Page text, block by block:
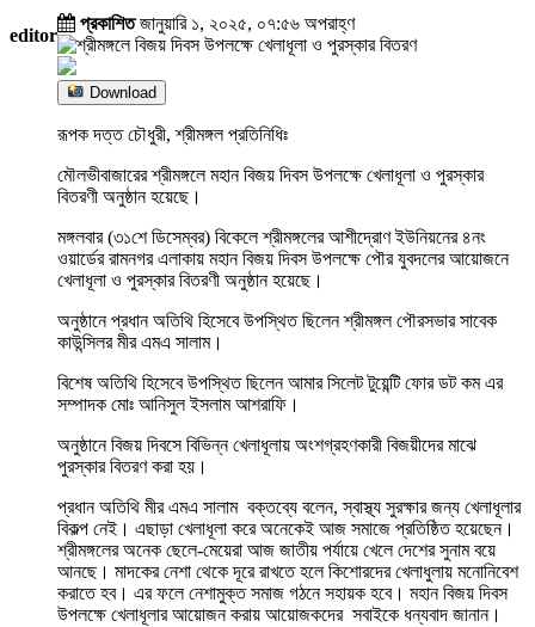
editor
প্রকাশিতজানুয়ারি ১, ২০২৫, ০৭:৫৬ অপরাহ্ণ
Download
রূপক দত্ত চৌধুরী, শ্রীমঙ্গল প্রতিনিধিঃ
মৌলভীবাজারের শ্রীমঙ্গলে মহান বিজয় দিবস উপলক্ষে খেলাধূলা ও পুরস্কার
বিতরণী অনুষ্ঠান হয়েছে।
মঙ্গলবার (৩১শে ডিসেম্বর) বিকেলে শ্রীমঙ্গলের আশীদ্রোণ ইউনিয়নের ৪নং
ওয়ার্ডের রামনগর এলাকায় মহান বিজয় দিবস উপলক্ষে পৌর যুবদলের আয়োজনে
খেলাধূলা ও পুরস্কার বিতরণী অনুষ্ঠান হয়েছে।
অনুষ্ঠানে প্রধান অতিথি হিসেবে উপস্থিত ছিলেন শ্রীমঙ্গল পৌরসভার সাবেক
কাউন্সিলর মীর এমএ সালাম।
বিশেষ অতিথি হিসেবে উপস্থিত ছিলেন আমার সিলেট টুয়েন্টি ফোর ডট কম এর
সম্পাদক মোঃ আনিসুল ইসলাম আশরাফি।
অনুষ্ঠানে বিজয় দিবসে বিভিন্ন খেলাধূলায় অংশগ্রহণকারী বিজয়ীদের মাঝে
পুরস্কার বিতরণ করা হয়।
প্রধান অতিথি মীর এমএ সালাম বক্তব্যে বলেন, স্বাস্থ্য সুরক্ষার জন্য খেলাধূলার
বিকল্প নেই। এছাড়া খেলাধূলা করে অনেকেই আজ সমাজে প্রতিষ্ঠিত হয়েছেন।
শ্রীমঙ্গলের অনেক ছেলে-মেয়েরা আজ জাতীয় পর্যায়ে খেলে দেশের সুনাম বয়ে
আনছে। মাদকের নেশা থেকে দূরে রাখতে হলে কিশোরদের খেলাধুলায় মনোনিবেশ
করাতে হব। এর ফলে নেশামুক্ত সমাজ গঠনে সহায়ক হবে। মহান বিজয় দিবস
উপলক্ষে খেলাধূলার আয়োজন করায় আয়োজকদের সবাইকে ধন্যবাদ জানান।